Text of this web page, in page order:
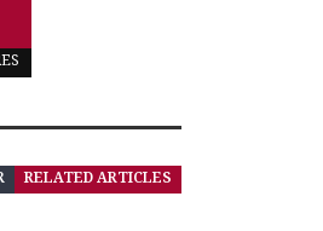
RELATED ARTICLES